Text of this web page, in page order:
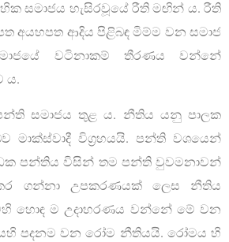
සමාජය හැසිරවූයේ රීති මඟින් ය. රීති
අයහපත ආදිය පිළිබඳ මිම්ම වන සමාජ
වටිනාකම් තීරණය වන්නේ
ය.
සමාජය තුළ ය. නීතිය යනු පාලක
මාක්ස්වාදී විග්‍රහයයි. පන්ති වශයෙන්
පන්තිය විසින් තම පන්ති වුවමනාවන්
ගන්නා උපකරණයක් ලෙස නීතිය
හොඳ ම උදාහරණය වන්නේ මේ වන
පදනම වන රෝම නීතියයි. රෝමය හි